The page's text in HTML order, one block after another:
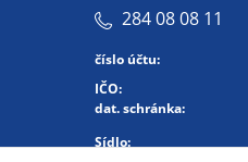
284 08 08 11
číslo účtu:
IČO:
dat. schránka:
Sídlo: